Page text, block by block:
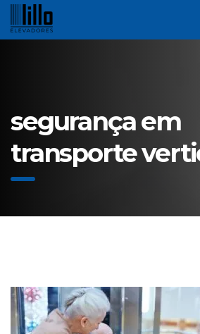
segurança em
transporte